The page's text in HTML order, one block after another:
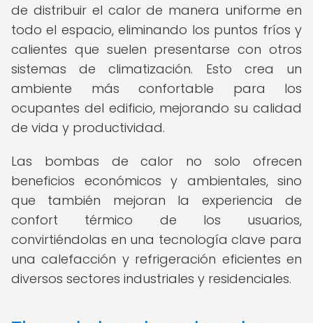
de distribuir el calor de manera uniforme en
todo el espacio, eliminando los puntos fríos y
calientes que suelen presentarse con otros
sistemas de climatización. Esto crea un
ambiente más confortable para los
ocupantes del edificio, mejorando su calidad
de vida y productividad.
Las bombas de calor no solo ofrecen
beneficios económicos y ambientales, sino
que también mejoran la experiencia de
confort térmico de los usuarios,
convirtiéndolas en una tecnología clave para
una calefacción y refrigeración eficientes en
diversos sectores industriales y residenciales.